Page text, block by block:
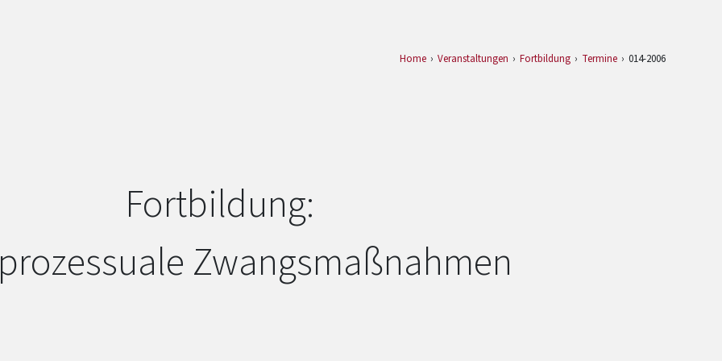
Home Veranstaltungen Fortbildung Termine 014-2006
Fortbildung:
Zwangsmaßnahmen